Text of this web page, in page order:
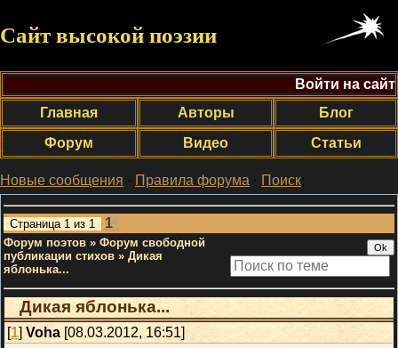
Сайт высокой поэзии
Войти на сайт
Главная
Авторы
Блог
Форум
Видео Статьи
Новые сообщения · Правила форума · Поиск;
Страница 1 из 1 1
Форум поэтов » Форум свободной
публикации стихов » Дикая
яблонька...
Дикая яблонька...
[1] Voha [08.03.2012, 16:51]